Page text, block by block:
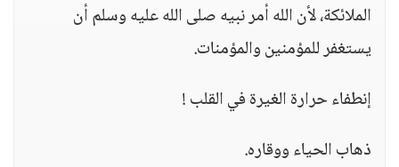
الملائكة، لأن الله أمر نبيه صلى الله عليه وسلم أن
يستغفر للمؤمنين والمؤمنات.
إنطفاء حرارة الغيرة في القلب !
ذهاب الحياء ووقاره.